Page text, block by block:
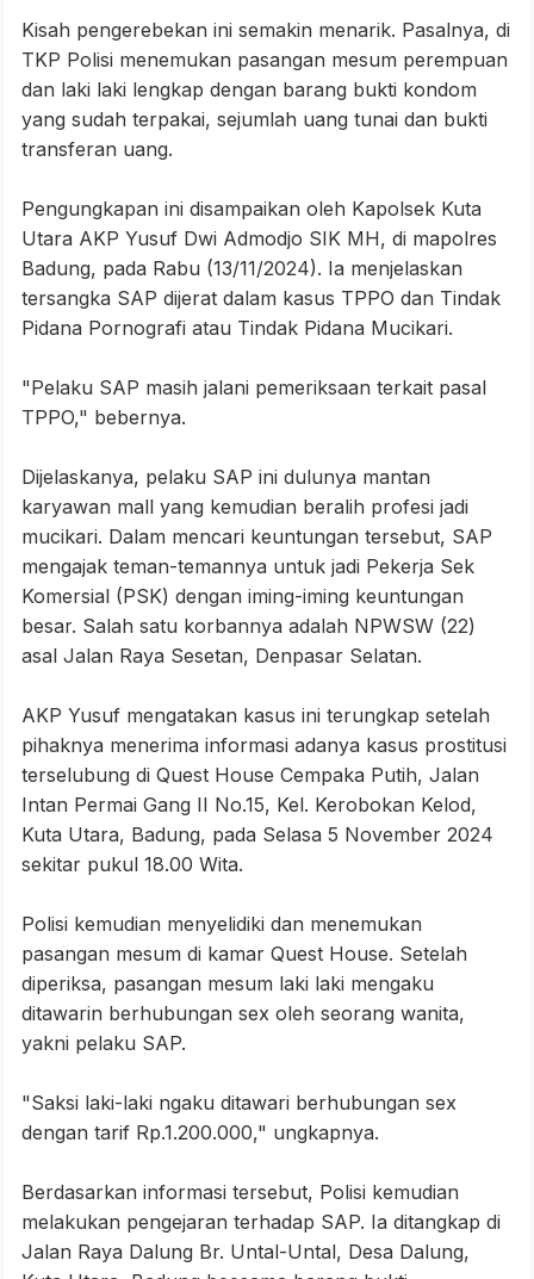
Kisah pengerebekan ini semakin menarik. Pasalnya, di
TKP Polisi menemukan pasangan mesum perempuan
dan laki laki lengkap dengan barang bukti kondom
yang sudah terpakai, sejumlah uang tunai dan bukti
transferan uang.
Pengungkapan ini disampaikan oleh Kapolsek Kuta
Utara AKP Yusuf Dwi Admodjo SIK MH, di mapolres
Badung, pada Rabu (13/11/2024). Ia menjelaskan
tersangka SAP dijerat dalam kasus TPPO dan Tindak
Pidana Pornografi atau Tindak Pidana Mucikari.
"Pelaku SAP masih jalani pemeriksaan terkait pasal
TPPO," bebernya.
Dijelaskanya, pelaku SAP ini dulunya mantan
karyawan mall yang kemudian beralih profesi jadi
mucikari. Dalam mencari keuntungan tersebut, SAP
mengajak teman-temannya untuk jadi Pekerja Sek
Komersial (PSK) dengan iming-iming keuntungan
besar. Salah satu korbannya adalah NPWSW (22)
asal Jalan Raya Sesetan, Denpasar Selatan.
AKP Yusuf mengatakan kasus ini terungkap setelah
pihaknya menerima informasi adanya kasus prostitusi
terselubung di Quest House Cempaka Putih, Jalan
Intan Permai Gang II No.15, Kel. Kerobokan Kelod,
Kuta Utara, Badung, pada Selasa 5 November 2024
sekitar pukul 18.00 Wita.
Polisi kemudian menyelidiki dan menemukan
pasangan mesum di kamar Quest House. Setelah
diperiksa, pasangan mesum laki laki mengaku
ditawarin berhubungan sex oleh seorang wanita,
yakni pelaku SAP.
"Saksi laki-laki ngaku ditawari berhubungan sex
dengan tarif Rp.1.200.000," ungkapnya.
Berdasarkan informasi tersebut, Polisi kemudian
melakukan pengejaran terhadap SAP. Ia ditangkap di
Jalan Raya Dalung Br. Untal-Untal, Desa Dalung,